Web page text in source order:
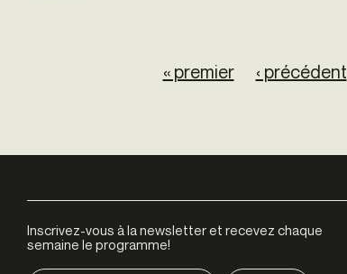
« premier ‹ précédent
Inscrivez-vous à la newsletter et recevez chaque
semaine le programme!